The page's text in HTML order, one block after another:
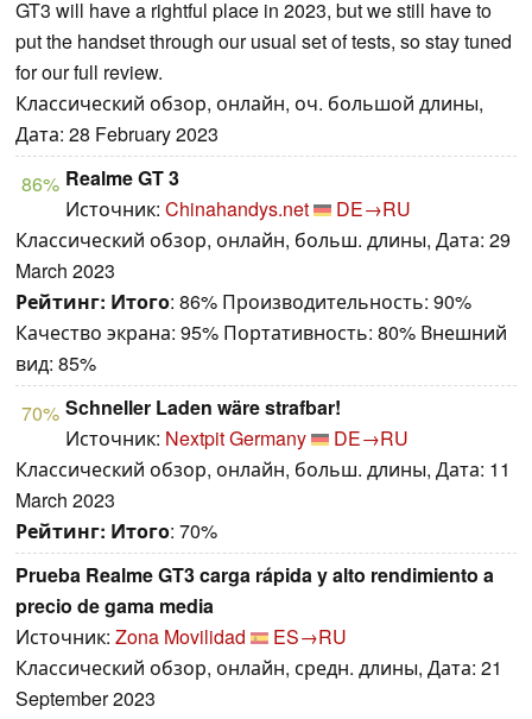
GT3 will have a rightful place in 2023, but we still have to
put the handset through our usual set of tests, so stay tuned
for our full review.
Классический обзор, онлайн, оч. большой длины,
Дата: 28 February 2023
86% Realme GT 3
Источник: Chinahandys.net
DE→RU
Классический обзор, онлайн, больш. длины, Дата: 29
March 2023
Рейтинг: Итого: 86% Производительность: 90%
Качество экрана: 95% Портативность: 80% Внешний
вид: 85%
70% Schneller Laden wäre strafbar!
Источник: Nextpit Germany
DE→RU
Классический обзор, онлайн, больш. длины, Дата: 11
March 2023
Рейтинг: Итого: 70%
Prueba Realme GT3 carga rápida y alto rendimiento a
precio de gama media
Источник: Zona Movilidad
ES→RU
Классический обзор, онлайн, средн. длины, Дата: 21
September 2023